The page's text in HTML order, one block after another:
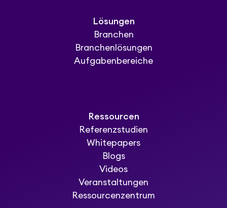
Lösungen
Branchen
Branchenlösungen
Aufgabenbereiche
Ressourcen
Referenzstudien
Whitepapers
Blogs
Videos
Veranstaltungen
Ressourcenzentrum